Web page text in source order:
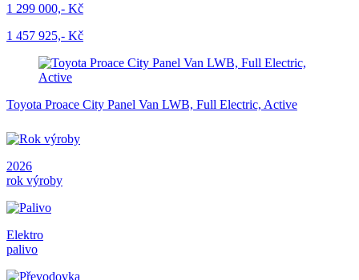
1 299 000,- Kč
1 457 925,- Kč
Toyota Proace City Panel Van LWB, Full Electric, Active
2026
rok výroby
Elektro
palivo